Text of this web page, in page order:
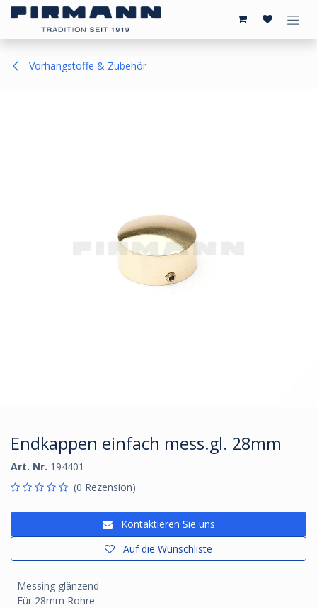
Zum Inhalt springen
Vorhangstoffe & Zubehör
Endkappen einfach mess.gl. 28mm
Art. Nr. 194401
(0 Rezension)
Kontaktieren Sie uns
Auf die Wunschliste
- Messing glänzend
- Für 28mm Rohre